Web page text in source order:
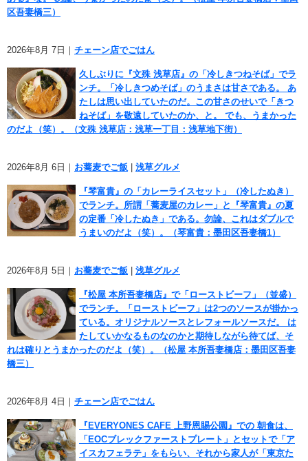
区吾妻橋三）
2026年8月 7日｜ チェーン店でごはん
久しぶりに『文殊 浅草店』の「冷しきつねそば」でラ
ンチ。「冷しきつめそば」のうまさは甘さである。 あ
たしは思い出していたのだ。この甘さのせいで「きつ
ねそば」を敬遠していたのか、と。 でも、うまかった
のだよ（笑）。（文殊 浅草店：浅草一丁目：浅草地下街）
2026年8月 6日｜ お蕎麦でご飯 浅草グルメ
『琴富貴』の「カレーライスセット」（冷したぬき）
でランチ。所謂「蕎麦屋のカレー」と『琴富貴』の夏
の定番「冷したぬき」である。勿論、これはダブルで
うまいのだよ（笑）。（琴富貴：墨田区吾妻橋1）
2026年8月 5日｜ お蕎麦でご飯 浅草グルメ
『松屋 本所吾妻橋店』で「ローストビーフ」（並盛）
でランチ。「ローストビーフ」は2つのソースが掛かっ
ている。オリジナルソースとレフォールソースだ。 は
たしていかなるものなのかと期待しながら待てば、そ
れは確りとうまかったのだよ（笑）。（松屋 本所吾妻橋店：墨田区吾妻
橋三）
2026年8月 4日｜ チェーン店でごはん
『EVERYONES CAFE 上野恩賜公園』での 朝食は、
「EOCブレックファーストプレート」とセットで「ア
イスカフェラテ」をもらい、それから家人が「東京た